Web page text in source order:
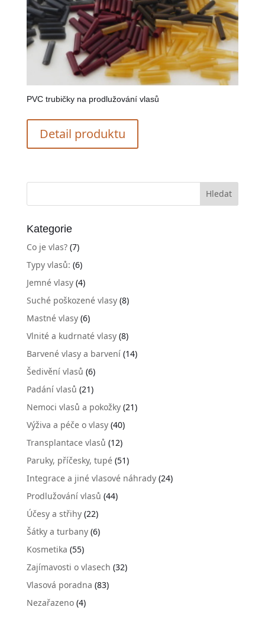
PVC trubičky na prodlužování vlasů
Detail produktu
Kategorie
Co je vlas?(7)
Typy vlasů: (6)
Jemné vlasy(4)
Suché poškozené vlasy(8)
Mastné vlasy(6)
Vlnité a kudrnaté vlasy(8)
Barvené vlasy a barvení(14)
Šedivění vlasů (6)
Padání vlasů (21)
Nemoci vlasů a pokožky(21)
Výživa a péče o vlasy(40)
Transplantace vlasů (12)
Paruky, příčesky, tupé(51)
Integrace a jiné vlasové náhrady(24)
Prodlužování vlasů (44)
Účesy a střihy(22)
Šátky a turbany(6)
Kosmetika (55)
Zajímavosti o vlasech (32)
Vlasová poradna (83)
Nezařazeno(4)